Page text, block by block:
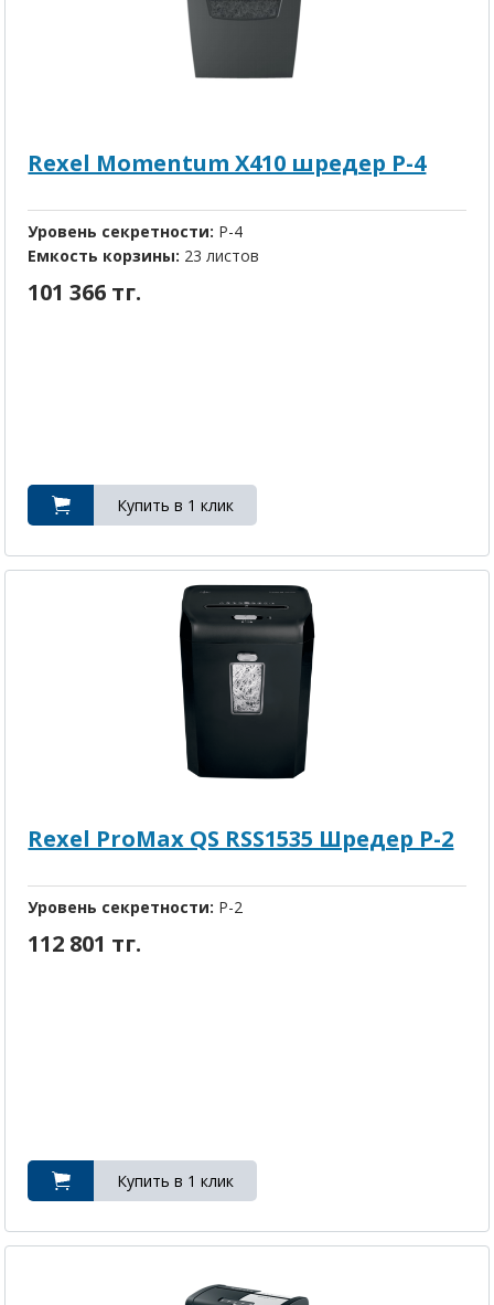
Rexel Momentum X410 шредер P-4
Уровень секретности: P-4
Емкость корзины: 23 листов
101 366 тг.
Rexel ProMax QS RSS1535 Шредер P-2
Уровень секретности: P-2
112 801 тг.